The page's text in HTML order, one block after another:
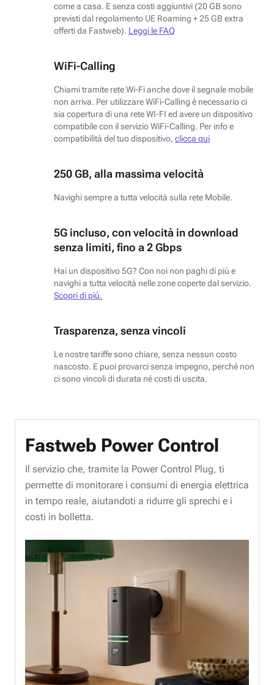
come a casa. E senza costi aggiuntivi (20 GB sono
previsti dal regolamento UE Roaming + 25 GB extra
offerti da Fastweb). Leggi le FAQ
WiFi-Calling
Chiami tramite rete Wi-Fi anche dove il segnale mobile
non arriva. Per utilizzare WiFi-Calling è necessario ci
sia copertura di una rete WI-FI ed avere un dispositivo
compatibile con il servizio WiFi-Calling. Per info e
compatibilità del tuo dispositivo, clicca qui
250 GB, alla massima velocità
Navighi sempre a tutta velocità sulla rete Mobile.
5G incluso, con velocità in download
senza limiti, fino a 2 Gbps
Hai un dispositivo 5G? Con noi non paghi di più e
navighi a tutta velocità nelle zone coperte dal servizio.
Scopri di più.
Trasparenza, senza vincoli
Le nostre tariffe sono chiare, senza nessun costo
nascosto. E puoi provarci senza impegno, perché non
ci sono vincoli di durata né costi di uscita.
Fastweb Power Control
Il servizio che, tramite la Power Control Plug, ti
permette di monitorare i consumi di energia elettrica
in tempo reale, aiutandoti a ridurre gli sprechi e i
costi in bolletta.